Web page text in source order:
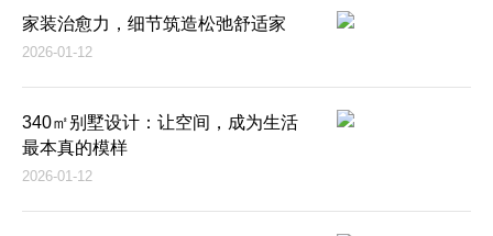
家装治愈力，细节筑造松弛舒适家
2026-01-12
340㎡别墅设计：让空间，成为生活
最本真的模样
2026-01-12